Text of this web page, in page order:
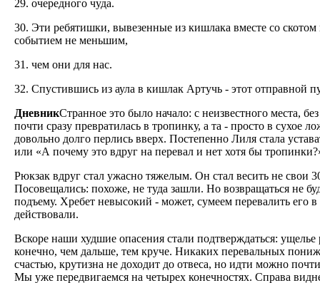
29. очередного чуда.
30. Эти ребятишки, вывезенные из кишлака вместе со
событием не меньшим,
31. чем они для нас.
32. Спустившись из аула в кишлак Артучь - этот отправной
ДневникСтранное это было начало: с неизвестного места,
почти сразу превратилась в тропинку, а та - просто в
довольно долго перлись вверх. Постепенно Лиля стала
или «А почему это вдруг на перевал и нет хотя бы
Рюкзак вдруг стал ужасно тяжелым. Он стал весить не свои
Посовещались: похоже, не туда зашли. Но возвращаться не
подъему. Хребет невысокий - может, сумеем перевалить
действовали.
Вскоре наши худшие опасения стали подтверждаться:
конечно, чем дальше, тем круче. Никаких перевальных
счастью, крутизна не доходит до отвеса, но идти можно
Мы уже передвигаемся на четырех конечностях. Справа